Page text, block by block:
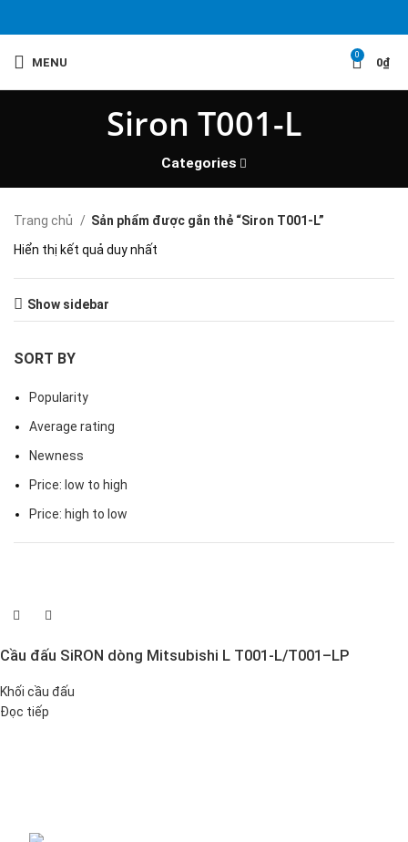
MENU
0
0₫
Siron T001-L
Categories
Trang chủ
Sản phẩm được gắn thẻ “Siron T001-L”
Hiển thị kết quả duy nhất
Show sidebar
SORT BY
Popularity
Average rating
Newness
Price: low to high
Price: high to low
Cầu đấu SiRON dòng Mitsubishi L T001-L/T001–LP
Khối cầu đấu
Đọc tiếp